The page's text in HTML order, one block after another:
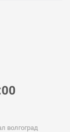
волгоград